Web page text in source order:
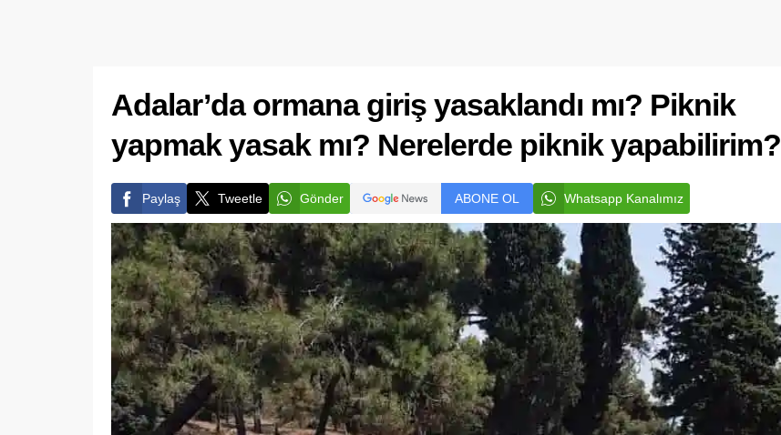
Adalar’da ormana giriş yasaklandı mı? Piknik
yapmak yasak mı? Nerelerde piknik yapabilirim?
Paylaş Tweetle Gönder ABONE OL Whatsapp Kanalımız